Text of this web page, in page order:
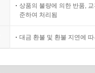
상품의 불량에 의한 반품,
준하여 처리됨
대금 환불 및 환불 지연에